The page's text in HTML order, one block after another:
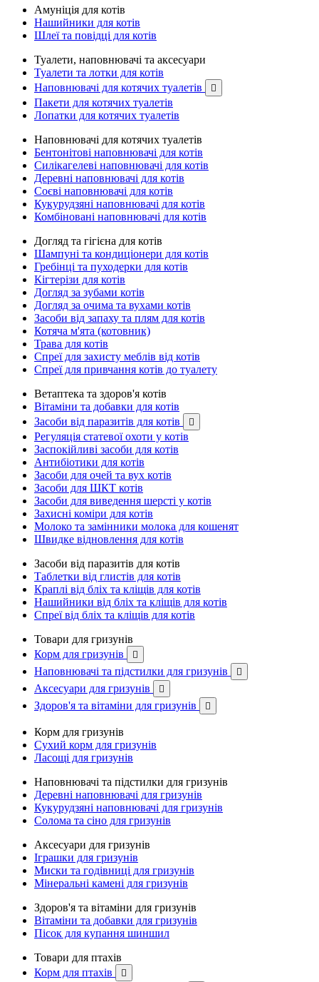
Амуніція для котів
Нашийники для котів
Шлеї та повідці для котів
Туалети, наповнювачі та аксесуари
Туалети та лотки для котів
Наповнювачі для котячих туалетів

Пакети для котячих туалетів
Лопатки для котячих туалетів
Наповнювачі для котячих туалетів
Бентонітові наповнювачі для котів
Силікагелеві наповнювачі для котів
Деревні наповнювачі для котів
Соєві наповнювачі для котів
Кукурудзяні наповнювачі для котів
Комбіновані наповнювачі для котів
Догляд та гігієна для котів
Шампуні та кондиціонери для котів
Гребінці та пуходерки для котів
Кігтерізи для котів
Догляд за зубами котів
Догляд за очима та вухами котів
Засоби від запаху та плям для котів
Котяча м'ята (котовник)
Трава для котів
Спреї для захисту меблів від котів
Спреї для привчання котів до туалету
Ветаптека та здоров'я котів
Вітаміни та добавки для котів
Засоби від паразитів для котів

Регуляція статевої охоти у котів
Заспокійливі засоби для котів
Антибіотики для котів
Засоби для очей та вух котів
Засоби для ШКТ котів
Засоби для виведення шерсті у котів
Захисні коміри для котів
Молоко та замінники молока для кошенят
Швидке відновлення для котів
Засоби від паразитів для котів
Таблетки від глистів для котів
Краплі від бліх та кліщів для котів
Нашийники від бліх та кліщів для котів
Спреї від бліх та кліщів для котів
Товари для гризунів
Корм для гризунів

Наповнювачі та підстилки для гризунів 
Аксесуари для гризунів 
Здоров'я та вітаміни для гризунів 
Корм для гризунів
Сухий корм для гризунів
Ласощі для гризунів
Наповнювачі та підстилки для гризунів
Деревні наповнювачі для гризунів
Кукурудзяні наповнювачі для гризунів
Солома та сіно для гризунів
Аксесуари для гризунів
Іграшки для гризунів
Миски та годівниці для гризунів
Мінеральні камені для гризунів
Здоров'я та вітаміни для гризунів
Вітаміни та добавки для гризунів
Пісок для купання шиншил
Товари для птахів
Корм для птахів
